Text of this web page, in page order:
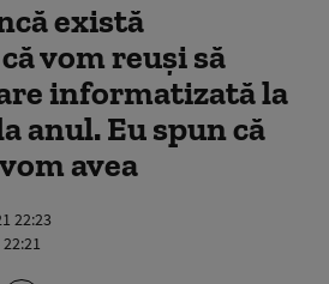
există
vom reuși să
informatizată la
anul. Eu spun că
avea
22:23